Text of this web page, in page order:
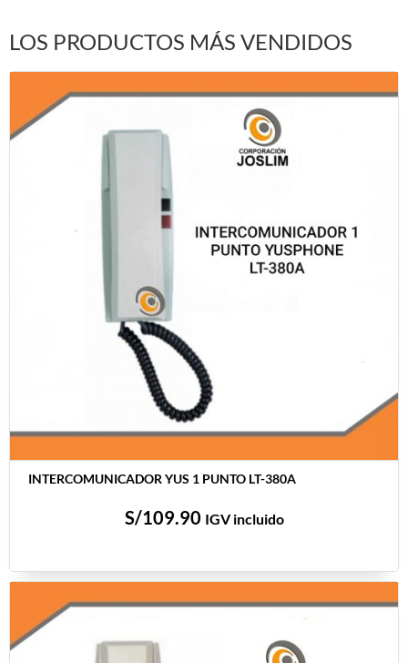
LOS PRODUCTOS MÁS VENDIDOS
INTERCOMUNICADOR YUS 1 PUNTO LT-380A
S/109.90 IGV incluido